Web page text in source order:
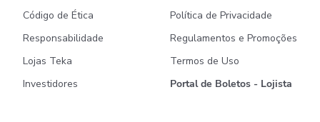
Código de Ética
Responsabilidade
Lojas Teka
Investidores
Política de Privacidade
Regulamentos e Promoções
Termos de Uso
Portal de Boletos - Lojista